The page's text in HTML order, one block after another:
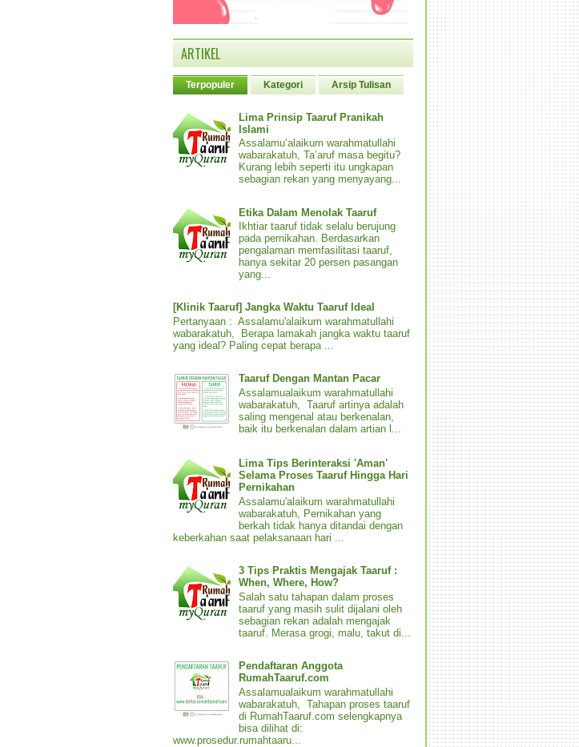
ARTIKEL
Terpopuler Kategori Arsip Tulisan
Lima Prinsip Taaruf Pranikah
Islami
Assalamu’alaikum warahmatullahi
wabarakatuh, Ta’aruf masa begitu?
Kurang lebih seperti itu ungkapan
sebagian rekan yang menyayang...
Etika Dalam Menolak Taaruf
Ikhtiar taaruf tidak selalu berujung
pada pernikahan. Berdasarkan
pengalaman memfasilitasi taaruf,
hanya sekitar 20 persen pasangan
yang...
[Klinik Taaruf] Jangka Waktu Taaruf Ideal
Pertanyaan : Assalamu'alaikum warahmatullahi
wabarakatuh, Berapa lamakah jangka waktu taaruf
yang ideal? Paling cepat berapa ...
Taaruf Dengan Mantan Pacar
Assalamualaikum warahmatullahi
wabarakatuh, Taaruf artinya adalah
saling mengenal atau berkenalan,
baik itu berkenalan dalam artian l...
Lima Tips Berinteraksi 'Aman'
Selama Proses Taaruf Hingga Hari
Pernikahan
Assalamu'alaikum warahmatullahi
wabarakatuh, Pernikahan yang
berkah tidak hanya ditandai dengan
keberkahan saat pelaksanaan hari ...
3 Tips Praktis Mengajak Taaruf :
When, Where, How?
Salah satu tahapan dalam proses
taaruf yang masih sulit dijalani oleh
sebagian rekan adalah mengajak
taaruf. Merasa grogi, malu, takut di...
Pendaftaran Anggota
RumahTaaruf.com
Assalamualaikum warahmatullahi
wabarakatuh, Tahapan proses taaruf
di RumahTaaruf.com selengkapnya
bisa dilihat di:
www.prosedur.rumahtaaru...